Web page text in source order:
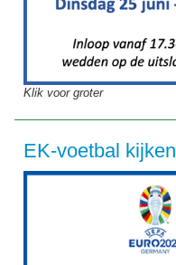
Klik voor groter
EK-voetbal kijken